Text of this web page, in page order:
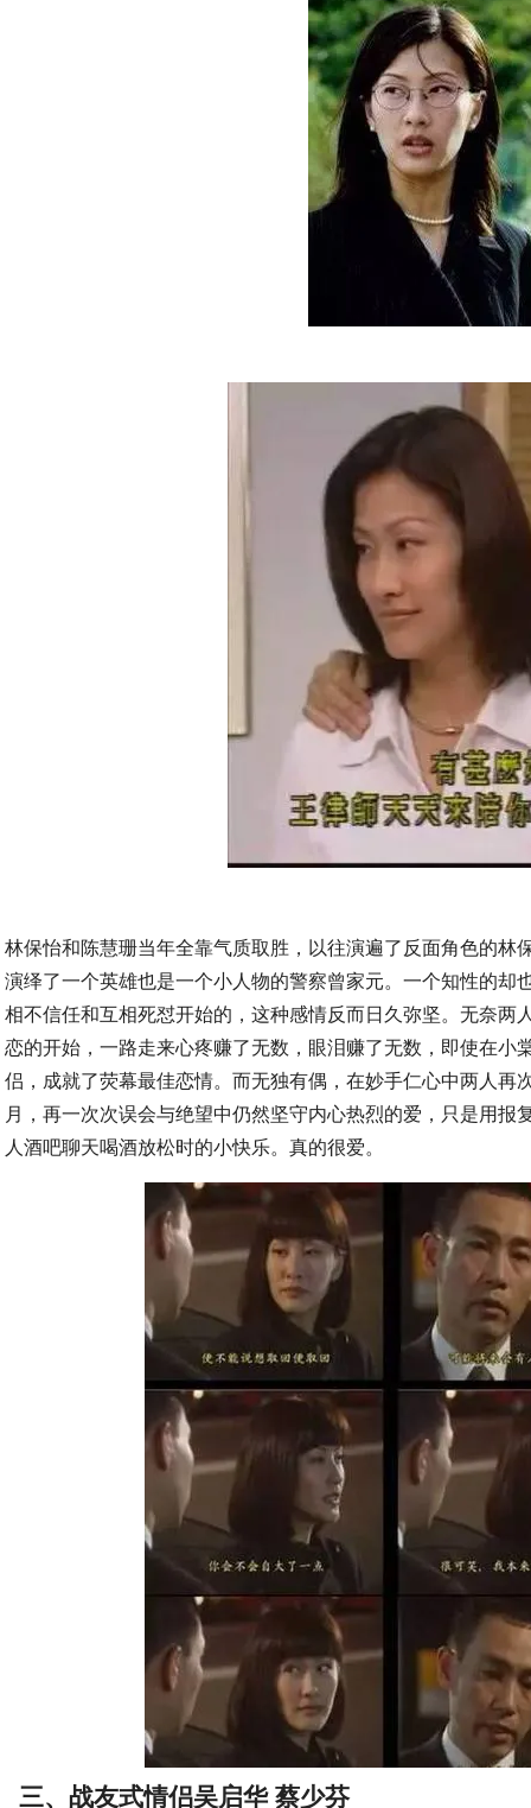
林保怡和陈慧珊当年全靠气质取胜，以往演遍了反面角色的
演绎了一个英雄也是一个小人物的警察曾家元。一个知性的
相不信任和互相死怼开始的，这种感情反而日久弥坚。无奈
恋的开始，一路走来心疼赚了无数，眼泪赚了无数，即使在
侣，成就了荧幕最佳恋情。而无独有偶，在妙手仁心中两人
月，再一次次误会与绝望中仍然坚守内心热烈的爱，只是用
人酒吧聊天喝酒放松时的小快乐。真的很爱。
三、战友式情侣吴启华 蔡少芬